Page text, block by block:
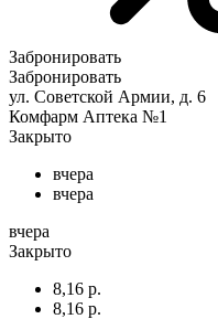
Забронировать
Забронировать
ул. Советской Армии, д. 6
Комфарм Аптека №1
Закрыто
вчера
вчера
вчера
Закрыто
8,16 р.
8,16 р.